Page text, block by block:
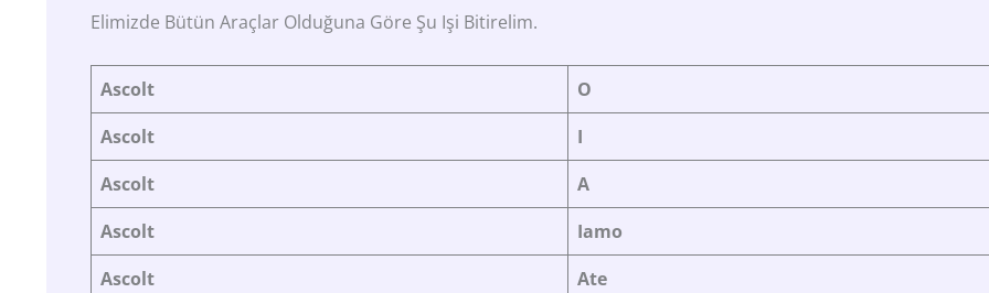
Elimizde Bütün Araçlar Olduğuna Göre Şu Işi Bitirelim.
Ascolt
O
Ascolt
I
Ascolt
A
Ascolt
Iamo
Ascolt
Ate